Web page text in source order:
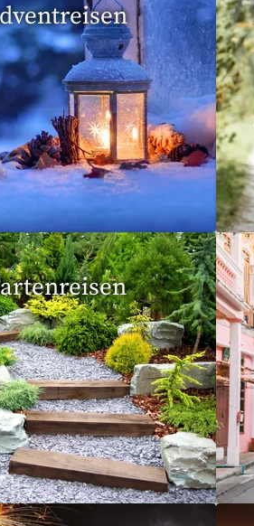
Reisen gefunden
gefunden